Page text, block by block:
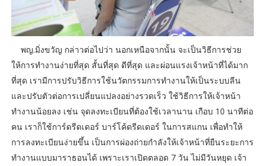
พญ.มิ่งขวัญ กล่าวต่อไปว่า นอกเหนือจากนั้น จะเป็นวิธีการช่วย
ให้การทำงานง่ายที่สุด สั้นที่สุด ดีที่สุด และผ่อนแรงเจ้าหน้าที่ได้มาก
ที่สุด เรามีการปรับวิธีการใช้นวัตกรรมการทำงานให้เป็นระบบลีน
และปรับตัวต่อการเปลี่ยนแปลงอย่างรวดเร็ว ใช้วิธีการให้เจ้าหน้า
ทำงานน้อยลง เช่น จุดลงทะเบียนที่ต้องใช้เวลานาน เกือบ 10 นาทีต่อ
คน เราก็ใช้การ์ดรีดเดอร์ บาร์โค้ดรีดเดอร์ ในการสแกน เพื่อทำให้
การลงทะเบียนง่ายขึ้น เป็นการผ่องถ่ายกำลังให้เจ้าหน้าที่ยืนระยะการ
ทำงานแบบมาราธอนได้ เพราะเราเปิดตลอด 7 วัน ไม่มีวันหยุด เจ้า